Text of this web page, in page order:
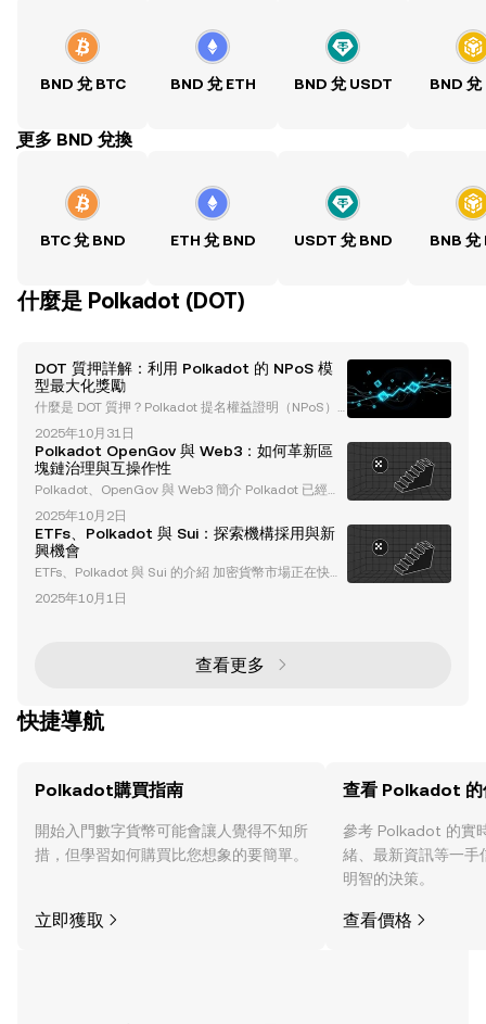
BND 兌 BTC BND 兌 ETH BND 兌 USDT BND 兌
ִִִִִִִִִִִִִִִִִִִִִִִִִִִִִִִִִִִִִִִִִִִִִִִִ更多 BND 兌換
BTC 兌 BND ETH 兌 BND USDT 兌 BND BNB 兌
什麼是 Polkadot (DOT)
DOT 質押詳解：利用 Polkadot 的 NPoS 模
型最大化獎勵
什麼是 DOT 質押？Polkadot 提名權益證明（NPoS）
模型概述 DOT 質押是將 Polkadot 的原生加密貨幣 DO
T 鎖定起來，以支持網絡運行並獲取獎勵的過程。Polk
adot 採用 提名權益證明（NPoS） 機制，允許參與者
運行自己的驗證節點或提名可信的驗證者。此模型旨在
增強去中心化和可及性，使用戶無需具備廣泛的技術專
業知識即可為網絡做出貢獻。 與傳統的權益證明（Po
S）系統不同
2025年10月31日
Polkadot OpenGov 與 Web3：如何革新區
塊鏈治理與互操作性
Polkadot、OpenGov 與 Web3 簡介 Polkadot 已經確
立了自己作為革命性 Layer-0 區塊鏈的地位，解決了區
塊鏈生態系統中的關鍵挑戰，例如擴展性、互操作性和
治理。憑藉其尖端的架構和以社群為主導的治理模式 O
penGov，Polkadot 正在塑造 Web3 的未來。本文將
深入探討 Polkadot 的獨特功能、升級以及其在區塊鏈
技術和治理中的變革性角色。 理解 Polk
2025年10月2日
ETFs、Polkadot 與 Sui：探索機構採用與新
興機會
ETFs、Polkadot 與 Sui 的介紹 加密貨幣市場正在快速
轉型，其中交易所交易基金（ETFs）成為機構採用的
關鍵推動力。Polkadot 和 Sui 是兩個創新的區塊鏈平
中的角色，以及它們對市場的更廣泛影響。 什麼是加
密貨幣 ETFs？為什麼它們重要？ 加密貨幣 ETFs
2025年10月1日
查看更多
快捷導航
Polkadot購買指南
開始入門數字貨幣可能會讓人覺得不知所
措，但學習如何購買比您想象的要簡單。
立即獲取
查看 Polkadot 的
參考 Polkadot 的實
緒、最新資訊等一手
明智的決策。
查看價格